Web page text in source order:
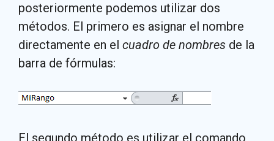
posteriormente podemos utilizar dos
métodos. El primero es asignar el nombre
directamente en el cuadro de nombres de la
barra de fórmulas:
El segundo método es utilizar el comando